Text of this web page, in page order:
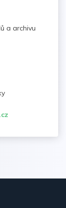
a archivu